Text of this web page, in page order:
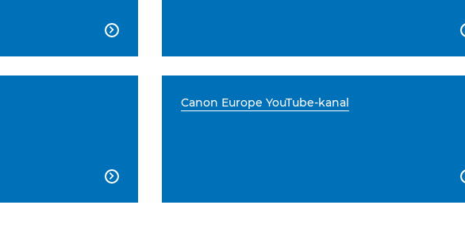


Canon Europe YouTube-kanal